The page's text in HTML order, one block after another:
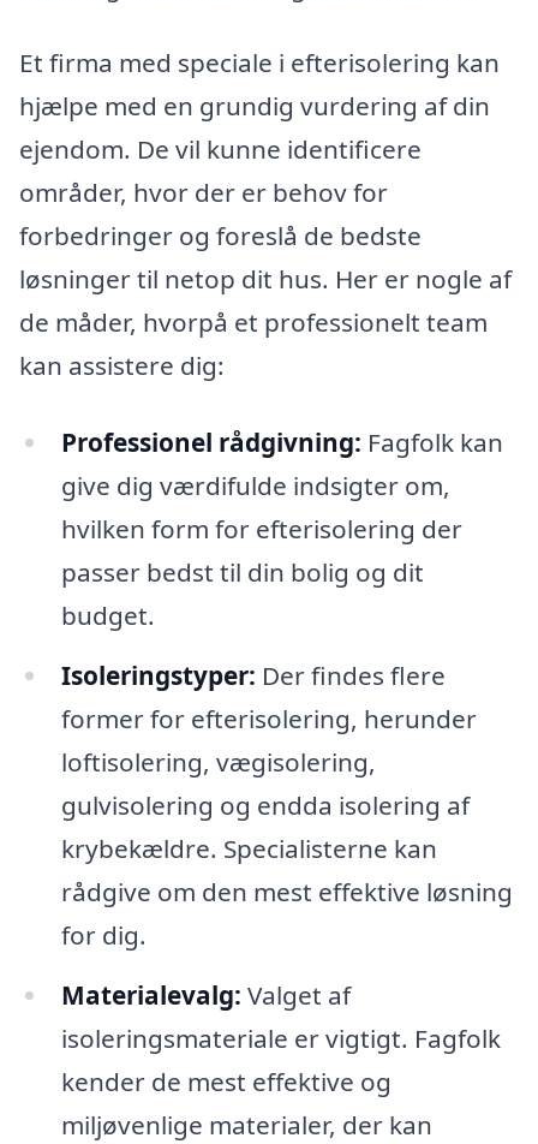
Et firma med speciale i efterisolering kan
hjælpe med en grundig vurdering af din
ejendom. De vil kunne identificere
områder, hvor der er behov for
forbedringer og foreslå de bedste
løsninger til netop dit hus. Her er nogle af
de måder, hvorpå et professionelt team
kan assistere dig:
Professionel rådgivning: Fagfolk kan
give dig værdifulde indsigter om,
hvilken form for efterisolering der
passer bedst til din bolig og dit
budget.
Isoleringstyper: Der findes flere
former for efterisolering, herunder
loftisolering, vægisolering,
gulvisolering og endda isolering af
krybekældre. Specialisterne kan
rådgive om den mest effektive løsning
for dig.
Materialevalg: Valget af
isoleringsmateriale er vigtigt. Fagfolk
kender de mest effektive og
miljøvenlige materialer, der kan